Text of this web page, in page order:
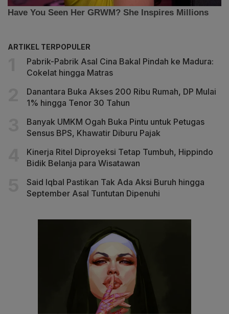
ARTIKEL TERPOPULER
Pabrik-Pabrik Asal Cina Bakal Pindah ke Madura:
Cokelat hingga Matras
Danantara Buka Akses 200 Ribu Rumah, DP Mulai
1% hingga Tenor 30 Tahun
Banyak UMKM Ogah Buka Pintu untuk Petugas
Sensus BPS, Khawatir Diburu Pajak
Kinerja Ritel Diproyeksi Tetap Tumbuh, Hippindo
Bidik Belanja para Wisatawan
Said Iqbal Pastikan Tak Ada Aksi Buruh hingga
September Asal Tuntutan Dipenuhi